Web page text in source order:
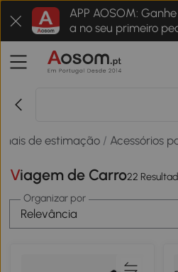
APP AOSOM:
a no seu primeiro
de estimação / Acessórios
Viagem de Carro22
Organizar por
Relevância